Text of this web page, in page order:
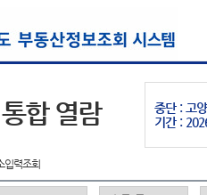
중단 : 고
기간 :
합 열람
입력조회